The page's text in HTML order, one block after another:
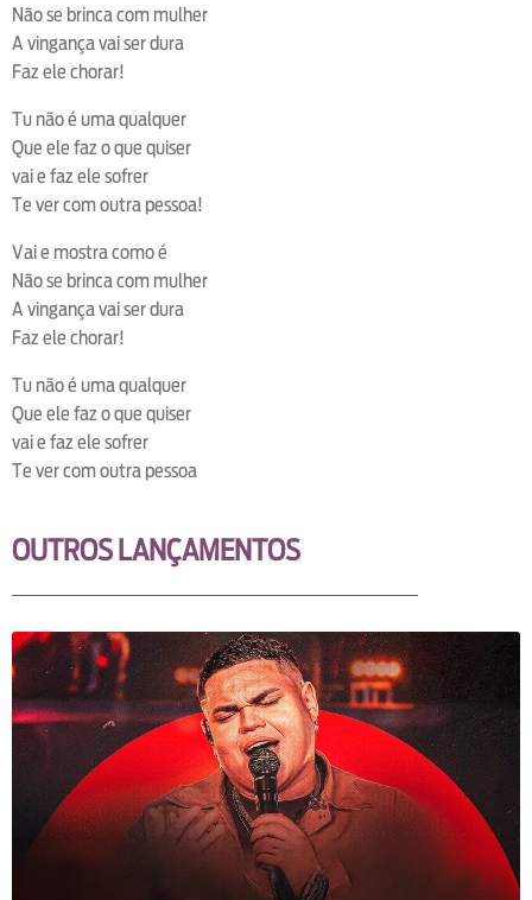
Não se brinca com mulher
A vingança vai ser dura
Faz ele chorar!
Tu não é uma qualquer
Que ele faz o que quiser
vai e faz ele sofrer
Te ver com outra pessoa!
Vai e mostra como é
Não se brinca com mulher
A vingança vai ser dura
Faz ele chorar!
Tu não é uma qualquer
Que ele faz o que quiser
vai e faz ele sofrer
Te ver com outra pessoa
OUTROS LANÇAMENTOS